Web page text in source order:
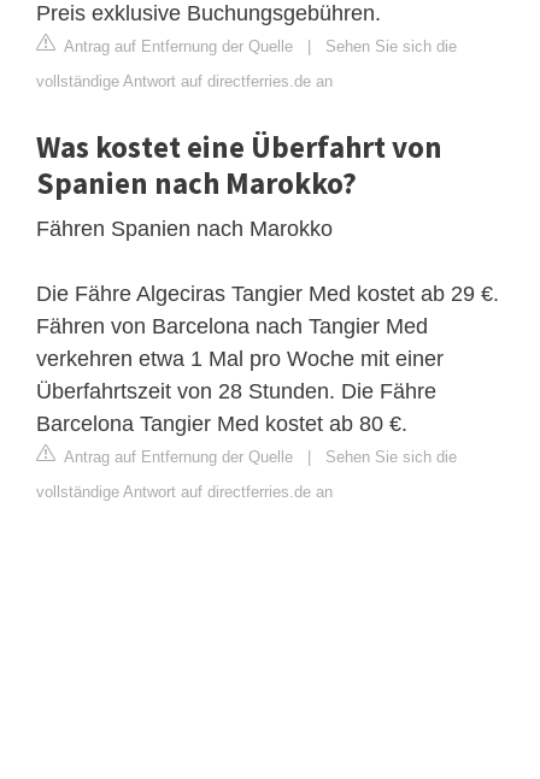
Preis exklusive Buchungsgebühren.
Antrag auf Entfernung der Quelle
Sehen Sie sich die
vollständige Antwort auf directferries.de an
Was kostet eine Überfahrt von
Spanien nach Marokko?
Fähren Spanien nach Marokko
Die Fähre Algeciras Tangier Med kostet ab 29 €.
Fähren von Barcelona nach Tangier Med
verkehren etwa 1 Mal pro Woche mit einer
Überfahrtszeit von 28 Stunden. Die Fähre
Barcelona Tangier Med kostet ab 80 €.
Antrag auf Entfernung der Quelle
Sehen Sie sich die
vollständige Antwort auf directferries.de an